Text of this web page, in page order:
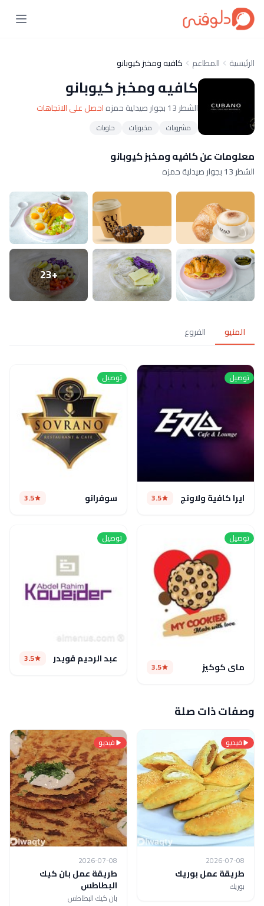
الرئيسية المطاعم كافيه ومخبز كيوبانو
كافيه ومخبز كيوبانو
الشطر 13 بجوار صيدلية حمزه احصل على الاتجاهات
مشروبات مخبوزات حلويات
معلومات عن كافيه ومخبز كيوبانو
الشطر 13 بجوار صيدلية حمزه
+23
المنيو الفروع
توصيل
ايرا كافية ولاونج 3.5
توصيل
سوفرانو 3.5
توصيل
ماى كوكيز 3.5
توصيل
عبد الرحيم قويدر 3.5
وصفات ذات صلة
فيديو
2026-07-08
طريقة عمل بوريك
بوريك
فيديو
2026-07-08
طريقة عمل بان كيك
البطاطس
بان كيك البطاطس